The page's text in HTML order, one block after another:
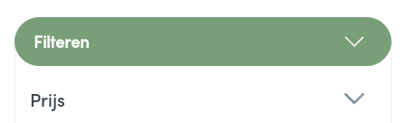
Filteren
Prijs